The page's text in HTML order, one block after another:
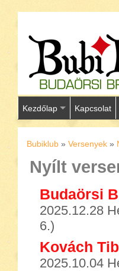
Kezdőlap Kapcsolat
Bubiklub » Versenyek »
Nyílt
Budaörsi
2025.12.28
6.)
Kovách
2025.10.04